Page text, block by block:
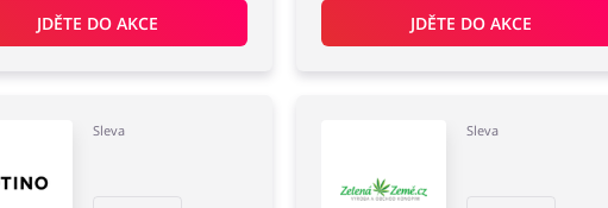
JDĚTE DO AKCE JDĚTE DO AKCE
Sleva Sleva